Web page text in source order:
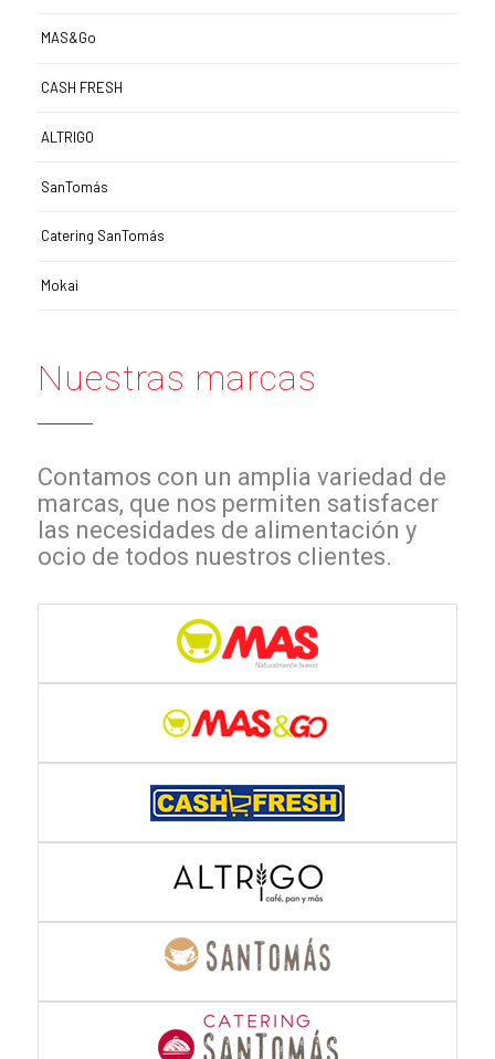
MAS&Go
CASH FRESH
ALTRIGO
SanTomás
Catering SanTomás
Mokai
Nuestras marcas
Contamos con un amplia variedad de
marcas, que nos permiten satisfacer
las necesidades de alimentación y
ocio de todos nuestros clientes.